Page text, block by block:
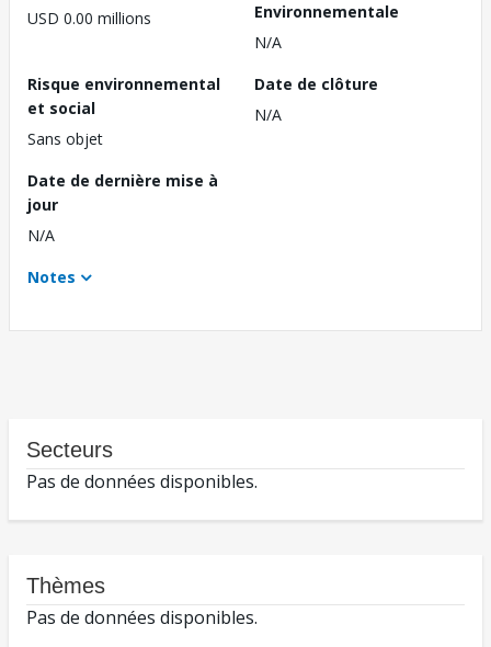
USD 0.00 millions
Environnementale
N/A
Risque environnemental
et social
Sans objet
Date de clôture
N/A
Date de dernière mise à
jour
N/A
Notes
Secteurs
Pas de données disponibles.
Thèmes
Pas de données disponibles.